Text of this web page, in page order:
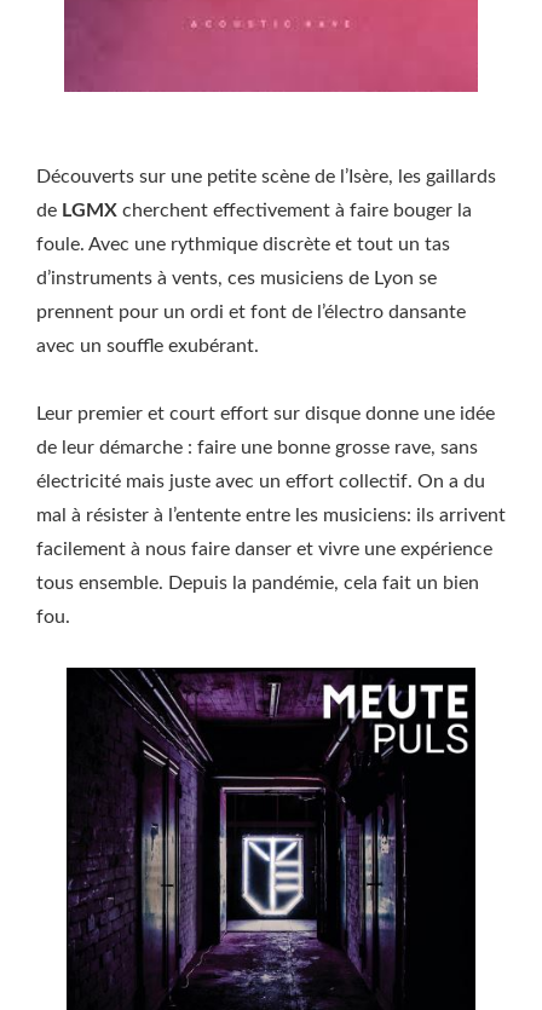
Découverts sur une petite scène de l’Isère, les gaillards
de LGMX cherchent effectivement à faire bouger la
foule. Avec une rythmique discrète et tout un tas
d’instruments à vents, ces musiciens de Lyon se
prennent pour un ordi et font de l’électro dansante
avec un souffle exubérant.
Leur premier et court effort sur disque donne une idée
de leur démarche : faire une bonne grosse rave, sans
électricité mais juste avec un effort collectif. On a du
mal à résister à l’entente entre les musiciens: ils arrivent
facilement à nous faire danser et vivre une expérience
tous ensemble. Depuis la pandémie, cela fait un bien
fou.